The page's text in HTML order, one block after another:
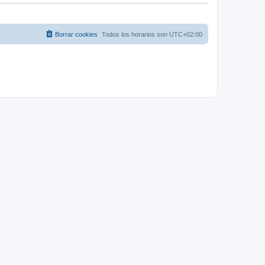
Todos los horarios son UTC+02:00
Borrar cookies